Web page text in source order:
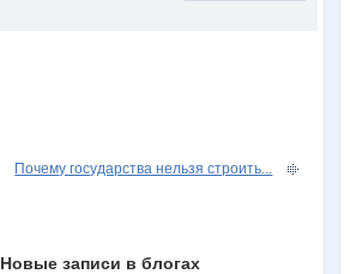
Почему государства нельзя строить...
Новые записи в блогах